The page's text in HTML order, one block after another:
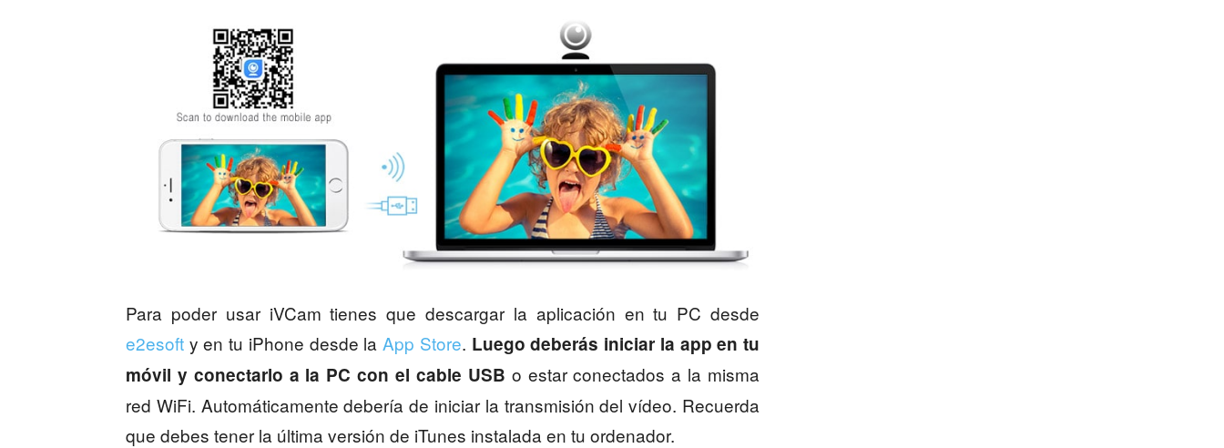
Para poder usar iVCam tienes que descargar la aplicación en tu PC desde
e2esoft y en tu iPhone desde laApp Store. Luego deberás iniciar la app en tu
móvil y conectarlo a la PC con el cable USB o estar conectados a la misma
red WiFi. Automáticamente debería de iniciar la transmisión del vídeo. Recuerda
que debes tener la última versión de iTunes instalada en tu ordenador.